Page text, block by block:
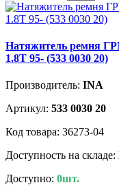
Натяжитель ремня
1.8T 95- (533 0030 20)
Производитель: INA
Артикул: 533 0030 20
Код товара: 36273-04
Доступность на складе:
Доступно: 0шт.